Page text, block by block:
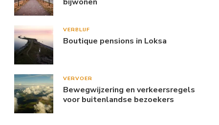
VERBLIJF
Boutique pensions in Loksa
VERVOER
Bewegwijzering en verkeersregels
voor buitenlandse bezoekers